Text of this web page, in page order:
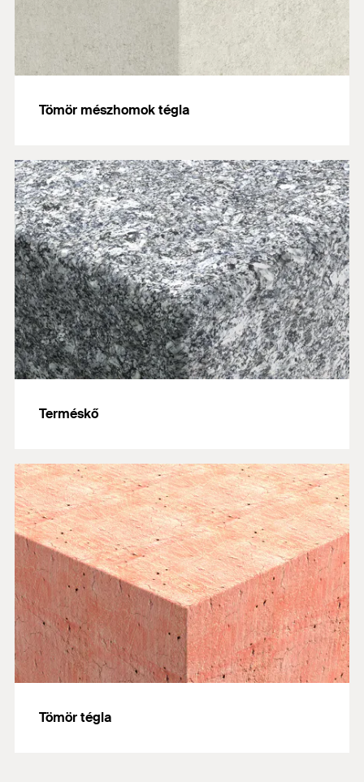
Tömör mészhomok tégla
Terméskő
Tömör tégla